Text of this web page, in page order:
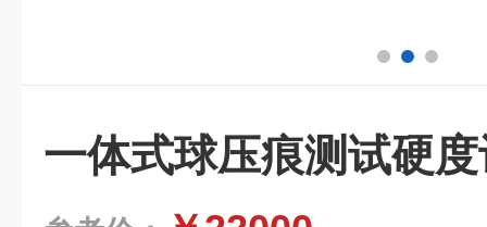
一体式球压痕测试硬